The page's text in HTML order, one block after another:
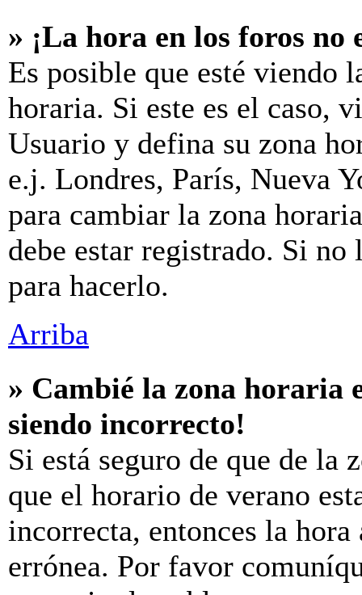
» ¡La hora en los foros no
Es posible que esté viendo
horaria. Si este es el caso,
Usuario y defina su zona
e.j. Londres, París, Nueva
para cambiar la zona
debe estar registrado. Si no
para hacerlo.
Arriba
» Cambié la zona horaria
siendo incorrecto!
Si está seguro de que de la
que el horario de verano
incorrecta, entonces la
errónea. Por favor